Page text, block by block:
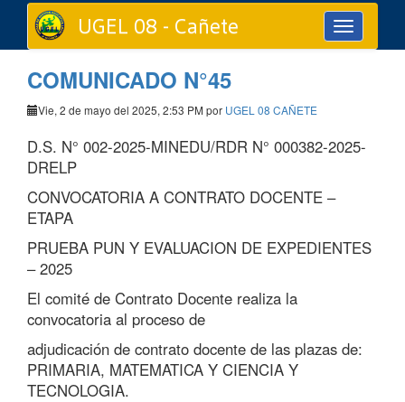
Toggle
navigation
UGEL 08 - Cañete
COMUNICADO N°45
Vie, 2 de mayo del 2025, 2:53 PM por UGEL 08 CAÑETE
D.S. N° 002-2025-MINEDU/RDR N° 000382-2025-
DRELP
CONVOCATORIA A CONTRATO DOCENTE –
ETAPA
PRUEBA PUN Y EVALUACION DE EXPEDIENTES
– 2025
El comité de Contrato Docente realiza la
convocatoria al proceso de
adjudicación de contrato docente de las plazas de:
PRIMARIA, MATEMATICA Y CIENCIA Y
TECNOLOGIA.